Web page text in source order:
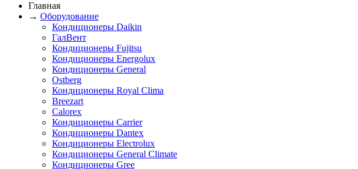
Главная
→ Оборудование
Кондиционеры Daikin
ГалВент
Кондиционеры Fujitsu
Кондиционеры Energolux
Кондиционеры General
Ostberg
Кондиционеры Royal Clima
Breezart
Calorex
Кондиционеры Carrier
Кондиционеры Dantex
Кондиционеры Electrolux
Кондиционеры General Climate
Кондиционеры Gree